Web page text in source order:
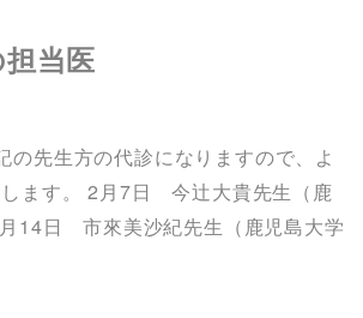
当医
の先生方の代診になりますので、よ
ます。 2月7日 今辻大貴先生（鹿
14日 市來美沙紀先生（鹿児島大学